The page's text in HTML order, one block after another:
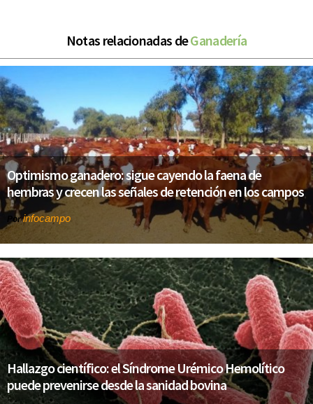
Notas relacionadas deGanadería
Optimismo ganadero: sigue cayendo la faena de
hembras y crecen las señales de retención en los campos
Porinfocampo
Hallazgo científico: el Síndrome Urémico Hemolítico
puede prevenirse desde la sanidad bovina